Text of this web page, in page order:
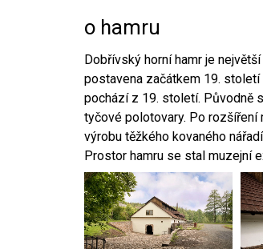
o hamru
Dobřívský horní hamr je
postavena začátkem 19.
pochází z 19. století. Původně
tyčové polotovary. Po rozšíření
výrobu těžkého kovaného
Prostor hamru se stal muzejní